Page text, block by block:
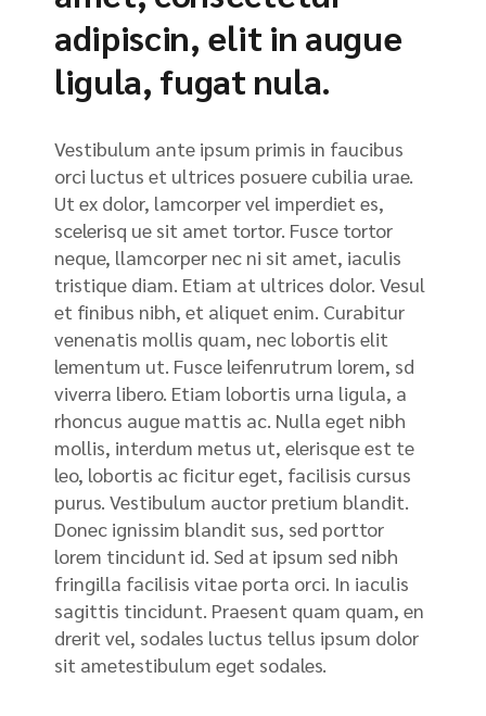
adipiscin, elit in augue
ligula, fugat nula.
Vestibulum ante ipsum primis in faucibus
orci luctus et ultrices posuere cubilia urae.
Ut ex dolor, lamcorper vel imperdiet es,
scelerisq ue sit amet tortor. Fusce tortor
neque, llamcorper nec ni sit amet, iaculis
tristique diam. Etiam at ultrices dolor. Vesul
et finibus nibh, et aliquet enim. Curabitur
venenatis mollis quam, nec lobortis elit
lementum ut. Fusce leifenrutrum lorem, sd
viverra libero. Etiam lobortis urna ligula, a
rhoncus augue mattis ac. Nulla eget nibh
mollis, interdum metus ut, elerisque est te
leo, lobortis ac ficitur eget, facilisis cursus
purus. Vestibulum auctor pretium blandit.
Donec ignissim blandit sus, sed porttor
lorem tincidunt id. Sed at ipsum sed nibh
fringilla facilisis vitae porta orci. In iaculis
sagittis tincidunt. Praesent quam quam, en
drerit vel, sodales luctus tellus ipsum dolor
sit ametestibulum eget sodales.